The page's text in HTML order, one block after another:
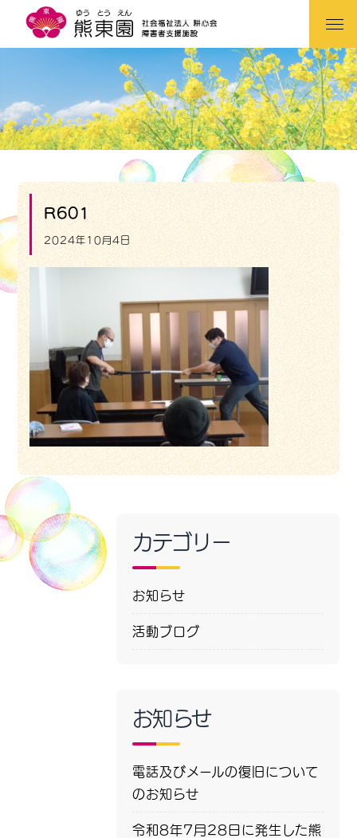
R601
2024年10月4日
カテゴリー
お知らせ
活動ブログ
お知らせ
電話及びメールの復旧について
のお知らせ
令和8年7月28日に発生した熊